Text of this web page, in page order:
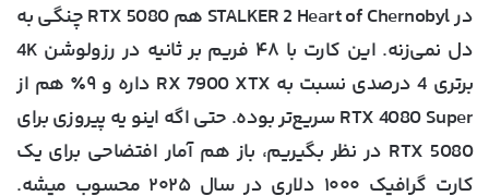
در STALKER 2 Heart of Chernobyl هم RTX 5080 چنگی به
دل نمی‌زنه. این کارت با ۴۸ فریم بر ثانیه در رزولوشن 4K
برتری 4 درصدی نسبت به RX 7900 XTX داره و ۹٪ هم از
RTX 4080 Super سریع‌تر بوده. حتی اگه اینو یه پیروزی برای
RTX 5080 در نظر بگیریم، باز هم آمار افتضاحی برای یک
کارت گرافیک ۱۰۰۰ دلاری در سال ۲۰۲۵ محسوب میشه.